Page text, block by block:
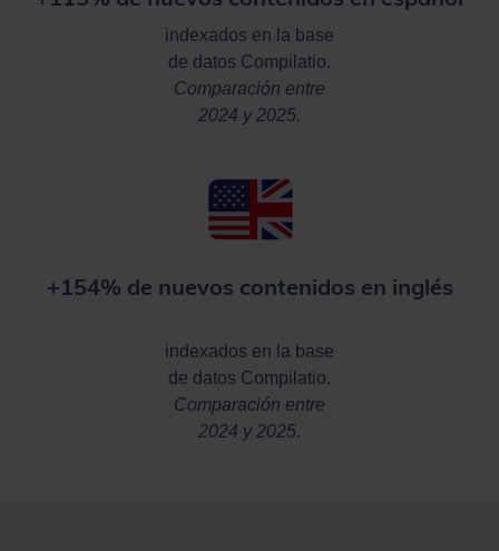
indexados en la base
de datos Compilatio.
Comparación entre
2024 y 2025.
+154% de nuevos contenidos en inglés
indexados en la base
de datos Compilatio.
Comparación entre
2024 y 2025.